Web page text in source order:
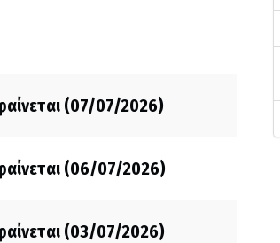
(07/07/2026)
(06/07/2026)
(03/07/2026)